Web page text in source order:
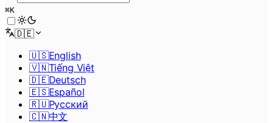
⌘K
🇩🇪
🇺🇸English
🇻🇳Tiếng Việt
🇩🇪Deutsch
🇪🇸Español
🇷🇺Pусский
🇨🇳中文